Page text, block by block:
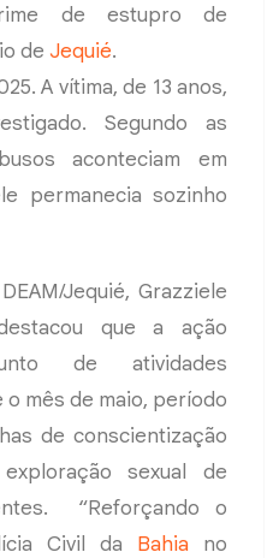
de estupro de
de Jequié.
A vítima, de 13 anos,
Segundo as
aconteciam em
permanecia sozinho
Jequié, Grazziele
que a ação
de atividades
mês de maio, período
de conscientização
sexual de
“Reforçando o
Civil da Bahia no